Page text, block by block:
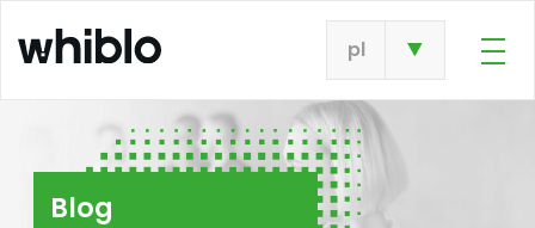
pl
Blog